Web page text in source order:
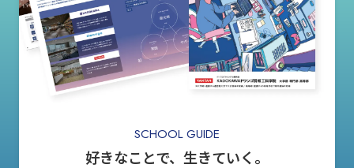
SCHOOL GUIDE
好きなことで、生きていく。